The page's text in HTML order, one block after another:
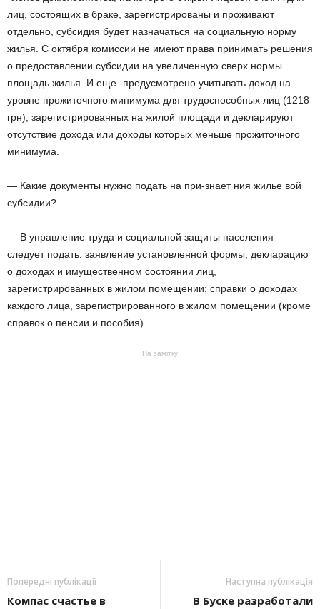
лиц, состоящих в браке, зарегистрированы и проживают
отдельно, субсидия будет назначаться на социальную норму
жилья. С октября комиссии не имеют права принимать решения
о предоставлении субсидии на увеличенную сверх нормы
площадь жилья. И еще -предусмотрено учитывать доход на
уровне прожиточного минимума для трудоспособных лиц (1218
грн), зарегистрированных на жилой площади и декларируют
отсутствие дохода или доходы которых меньше прожиточного
минимума.
— Какие документы нужно подать на при-знает ния жилье вой
субсидии?
— В управление труда и социальной защиты населения
следует подать: заявление установленной формы; декларацию
о доходах и имущественном состоянии лиц,
зарегистрированных в жилом помещении; справки о доходах
каждого лица, зарегистрированного в жилом помещении (кроме
справок о пенсии и пособия).
На замітку
Попередні публікації
Компас счастье в
Наступна публікація
В Буске разработали